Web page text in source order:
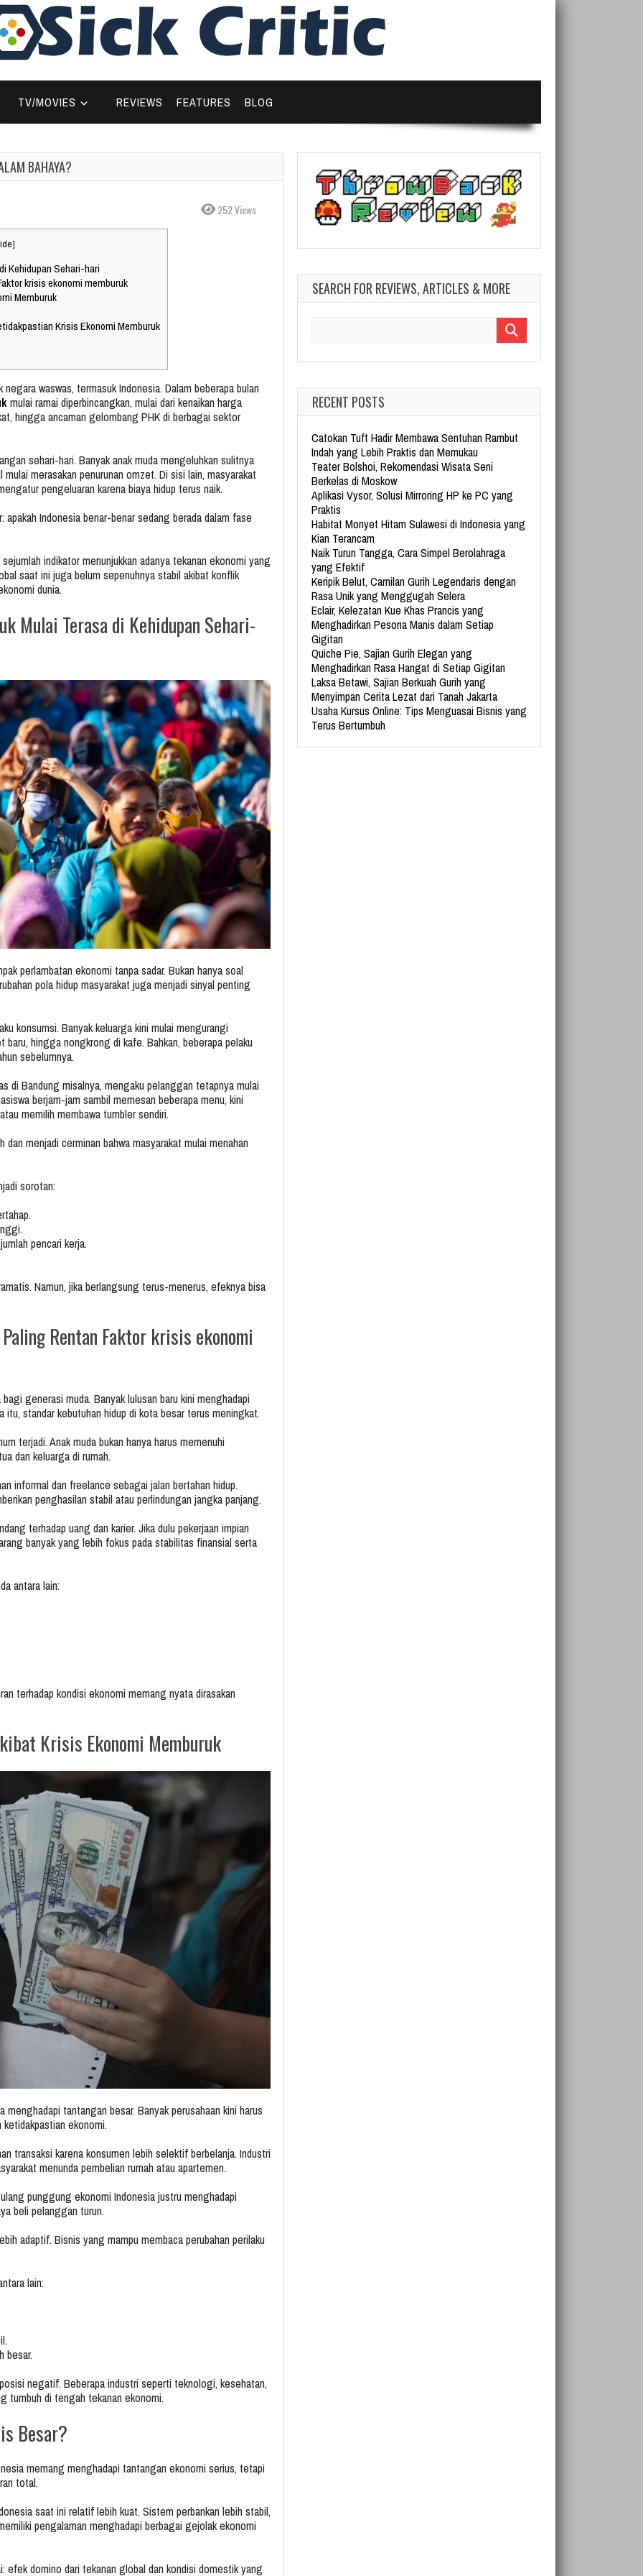
TV/MOVIES REVIEWS FEATURES BLOG
BAHAYA?
252 Views
]
Kehidupan Sehari-hari
krisis ekonomi memburuk
Memburuk
Krisis Ekonomi Memburuk
waswas, termasuk Indonesia. Dalam beberapa bulan
mulai ramai diperbincangkan, mulai dari kenaikan harga
hingga ancaman gelombang PHK di berbagai sektor
sehari-hari. Banyak anak muda mengeluhkan sulitnya
merasakan penurunan omzet. Di sisi lain, masyarakat
pengeluaran karena biaya hidup terus naik.
Indonesia benar-benar sedang berada dalam fase
indikator menunjukkan adanya tekanan ekonomi yang
saat ini juga belum sepenuhnya stabil akibat konflik
dunia.
Mulai Terasa di Kehidupan Sehari-
perlambatan ekonomi tanpa sadar. Bukan hanya soal
pola hidup masyarakat juga menjadi sinyal penting
konsumsi. Banyak keluarga kini mulai mengurangi
hingga nongkrong di kafe. Bahkan, beberapa pelaku
sebelumnya.
di Bandung misalnya, mengaku pelanggan tetapnya mulai
berjam-jam sambil memesan beberapa menu, kini
memilih membawa tumbler sendiri.
dan menjadi cerminan bahwa masyarakat mulai menahan
sorotan:
pencari kerja.
Namun, jika berlangsung terus-menerus, efeknya bisa
Rentan Faktor krisis ekonomi
generasi muda. Banyak lulusan baru kini menghadapi
standar kebutuhan hidup di kota besar terus meningkat.
terjadi. Anak muda bukan hanya harus memenuhi
dan keluarga di rumah.
informal dan freelance sebagai jalan bertahan hidup.
penghasilan stabil atau perlindungan jangka panjang.
terhadap uang dan karier. Jika dulu pekerjaan impian
banyak yang lebih fokus pada stabilitas finansial serta
antara lain:
terhadap kondisi ekonomi memang nyata dirasakan
Krisis Ekonomi Memburuk
menghadapi tantangan besar. Banyak perusahaan kini harus
ekonomi.
transaksi karena konsumen lebih selektif berbelanja. Industri
menunda pembelian rumah atau apartemen.
punggung ekonomi Indonesia justru menghadapi
beli pelanggan turun.
adaptif. Bisnis yang mampu membaca perubahan perilaku
lain:
besar.
negatif. Beberapa industri seperti teknologi, kesehatan,
tumbuh di tengah tekanan ekonomi.
Besar?
memang menghadapi tantangan ekonomi serius, tetapi
total.
saat ini relatif lebih kuat. Sistem perbankan lebih stabil,
pengalaman menghadapi berbagai gejolak ekonomi
efek domino dari tekanan global dan kondisi domestik yang
SEARCH FOR REVIEWS, ARTICLES & MORE
RECENT POSTS
Catokan Tuft Hadir Membawa Sentuhan Rambut
Indah yang Lebih Praktis dan Memukau
Teater Bolshoi, Rekomendasi Wisata Seni
Berkelas di Moskow
Aplikasi Vysor, Solusi Mirroring HP ke PC yang
Praktis
Habitat Monyet Hitam Sulawesi di Indonesia yang
Kian Terancam
Naik Turun Tangga, Cara Simpel Berolahraga
yang Efektif
Keripik Belut, Camilan Gurih Legendaris dengan
Rasa Unik yang Menggugah Selera
Eclair, Kelezatan Kue Khas Prancis yang
Menghadirkan Pesona Manis dalam Setiap
Gigitan
Quiche Pie, Sajian Gurih Elegan yang
Menghadirkan Rasa Hangat di Setiap Gigitan
Laksa Betawi, Sajian Berkuah Gurih yang
Menyimpan Cerita Lezat dari Tanah Jakarta
Usaha Kursus Online: Tips Menguasai Bisnis yang
Terus Bertumbuh